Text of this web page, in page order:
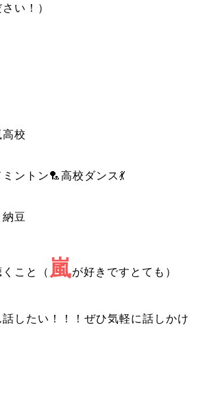
い！）
校
ントン🏸高校ダンス💃
豆
こと（ 嵐が好きですとても）
したい！！！ぜひ気軽に話しかけ